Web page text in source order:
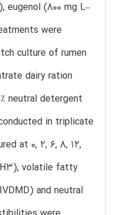
eugenol (800 mg L–
were
culture of rumen
dairy ration
neutral detergent
in triplicate
at 0, 2, 6, 8, 12,
volatile fatty
and neutral